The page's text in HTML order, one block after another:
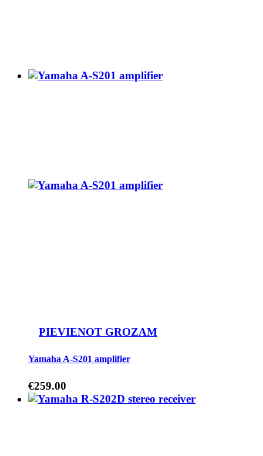
PIEVIENOT GROZAM
Yamaha A-S201 amplifier
€259.00